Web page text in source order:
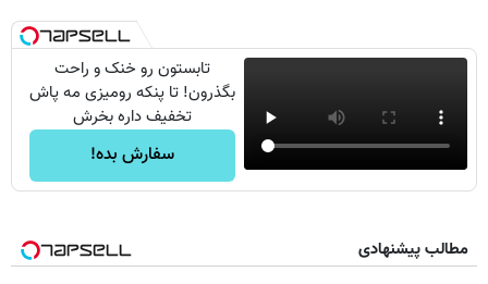
تابستون رو خنک و راحت
بگذرون! تا پنکه رومیزی مه پاش
تخفیف داره بخرش
سفارش بده!
مطالب پیشنهادی